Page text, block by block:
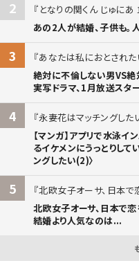
2
となりの関くん じゅにあ 1
あの2人が結婚、子供も。
3
あなたは私におとされた
絶対に不倫しない男VS絶
実写ドラマ、1月放送スタ
4
永妻花はマッチングした
【マンガ】アプリで水泳
るイケメンにうっとりして
ングしたい(2)〉
5
北欧女子オーサ、日本で
北欧女子オーサ、日本で
結婚より人気なのは...